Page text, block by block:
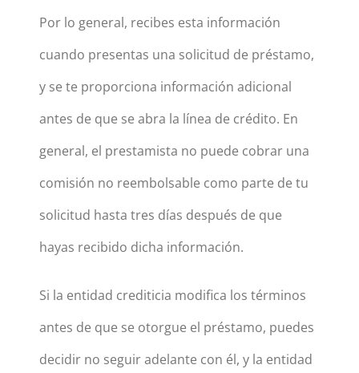
Por lo general, recibes esta información
cuando presentas una solicitud de préstamo,
y se te proporciona información adicional
antes de que se abra la línea de crédito. En
general, el prestamista no puede cobrar una
comisión no reembolsable como parte de tu
solicitud hasta tres días después de que
hayas recibido dicha información.
Si la entidad crediticia modifica los términos
antes de que se otorgue el préstamo, puedes
decidir no seguir adelante con él, y la entidad